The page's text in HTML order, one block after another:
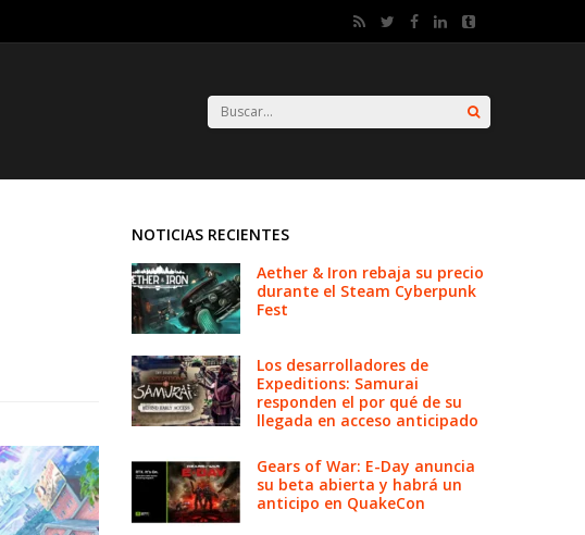
NOTICIAS RECIENTES
Aether & Iron rebaja su precio
durante el Steam Cyberpunk
Fest
Los desarrolladores de
Expeditions: Samurai
responden el por qué de su
llegada en acceso anticipado
Gears of War: E-Day anuncia
su beta abierta y habrá un
anticipo en QuakeCon